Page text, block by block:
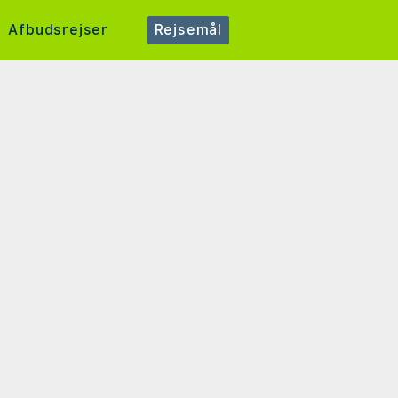
Afbudsrejser Rejsemål